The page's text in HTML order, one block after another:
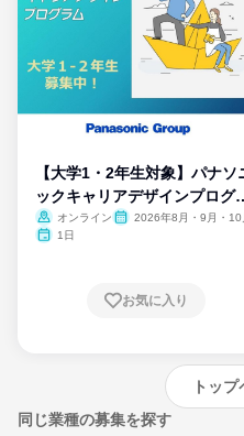
【大学1・2年生対象】パナソ
ックキャリアデザインプログ
ム
オンライン
2026年8月・9月・10
1日
お気に入り
トッ
同じ業種の募集を探す